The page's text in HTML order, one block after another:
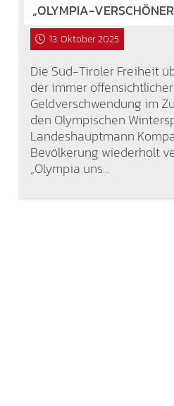
„OLYMPIA-
13. Oktober 2025
Die Süd-Tiroler Freiheit
der immer
Geldverschwendung im
den Olympischen
Landeshauptmann
Bevölkerung wiederholt
„Olympia uns…